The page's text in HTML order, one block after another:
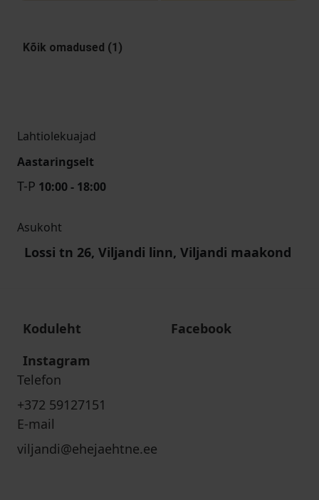
Kõik omadused (1)
Lahtiolekuajad
Aastaringselt
T-P 10:00 - 18:00
Asukoht
Lossi tn 26, Viljandi linn, Viljandi maakond
Koduleht
Facebook
Instagram
Telefon
+372 59127151
E-mail
viljandi@ehejaehtne.ee